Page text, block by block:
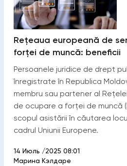
Rețeaua europeană de
forței de muncă: beneficii
Persoanele juridice de drept
înregistrate în Republica
membru sau partener al
de ocupare a forței de muncă
scopul asistării în căutarea
cadrul Uniunii Europene.
14 Июль /2025 08:01
Марина Кэлдаре